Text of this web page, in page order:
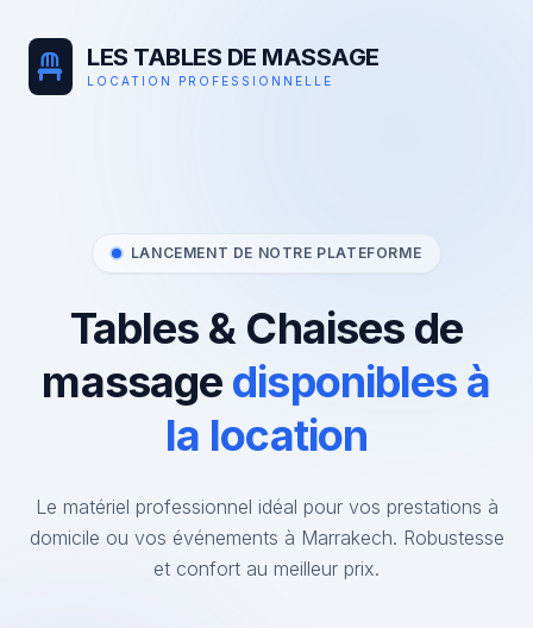
LES TABLES DE MASSAGE
LOCATION PROFESSIONNELLE
LANCEMENT DE NOTRE PLATEFORME
Tables & Chaises de
massage disponibles à
la location
Le matériel professionnel idéal pour vos prestations à
domicile ou vos événements à Marrakech. Robustesse
et confort au meilleur prix.